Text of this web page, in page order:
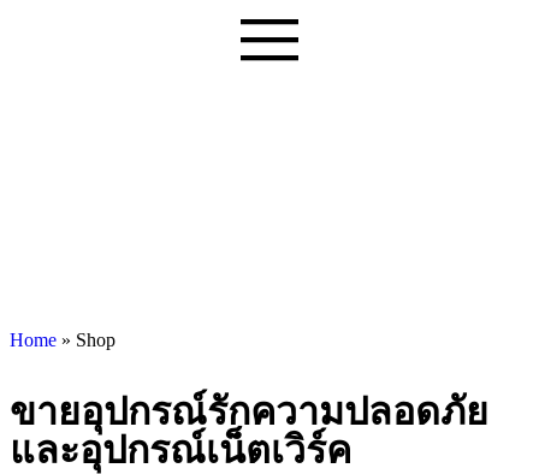
Home » Shop
ขายอุปกรณ์รักความปลอดภัย
และอุปกรณ์เน็ตเวิร์ค